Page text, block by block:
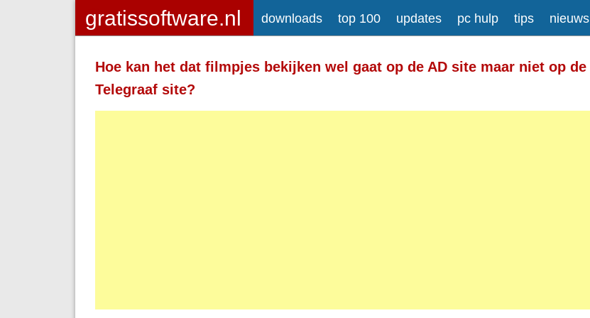
downloads top 100 updates pc hulp tips nieuws
Hoe kan het dat filmpjes bekijken wel gaat op de AD site maar niet op de
Telegraaf site?
Meer informatie over tekstopmaak
Toegelaten HTML-tags: <a> <em>
<strong> <br> <br /> <i> <b> <p>
Regels en alinea's worden automatisch gesplitst.